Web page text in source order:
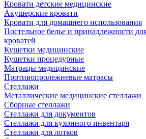
Кровати детские медицинские
Акушерские кровати
Кровати для домашнего использования
Постельное белье и принадлежности
кроватей
Кушетки медицинские
Кушетки процедурные
Матрацы медицинские
Противопролежневые матрасы
Стеллажи
Металлические медицинские стеллажи
Сборные стеллажи
Стеллажи для документов
Стеллажи для кухонного инвентаря
Стеллажи для лотков